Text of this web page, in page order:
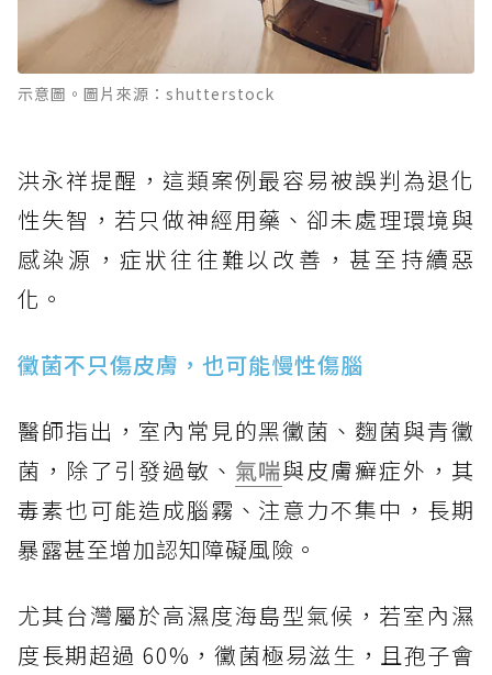
示意圖。圖片來源：shutterstock
洪永祥提醒，這類案例最容易被誤判為退化
性失智，若只做神經用藥、卻未處理環境與
感染源，症狀往往難以改善，甚至持續惡
化。
黴菌不只傷皮膚，也可能慢性傷腦
醫師指出，室內常見的黑黴菌、麴菌與青黴
菌，除了引發過敏、 氣喘與皮膚癬症外，其
毒素也可能造成腦霧、注意力不集中，長期
暴露甚至增加認知障礙風險。
尤其台灣屬於高濕度海島型氣候，若室內濕
度長期超過 60%，黴菌極易滋生，且孢子會